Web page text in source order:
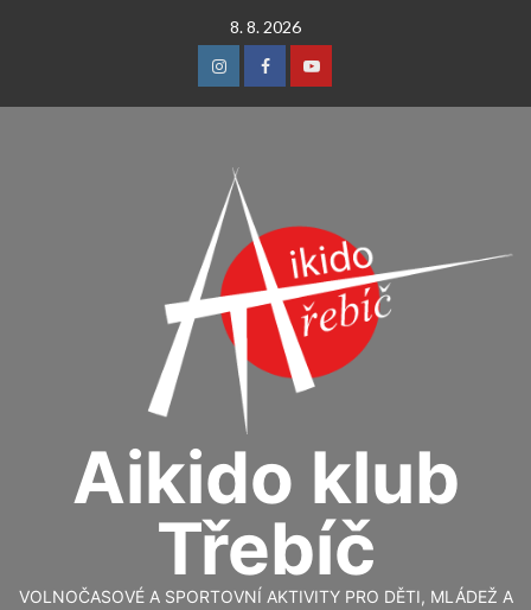
8. 8. 2026
InstagramFacebookYoutube
Aikido klub
Třebíč
VOLNOČASOVÉ A SPORTOVNÍ AKTIVITY PRO DĚTI, MLÁDEŽ A